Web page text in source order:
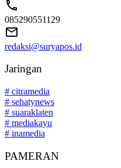
085290551129
redaksi@suryapos.id
Jaringan
# citramedia
# sehatynews
# suaraklaten
# mediakayu
# inamedia
PAMERAN